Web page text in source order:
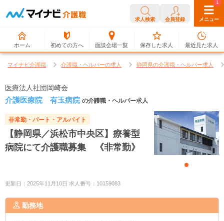
求人検索 会員登録 メニュー
ホーム 初めての方へ 面談会場一覧
0
保存した求人
1
最近見た求人
マイナビ介護職 介護職・ヘルパーの求人 静岡県の介護職・ヘルパー求人
医療法人社団岡崎会
介護医療院 有玉病院 の介護職・ヘルパー求人
非常勤・パート・アルバイト
【静岡県／浜松市中央区】療養型
病院にて介護職募集 《非常勤》
更新日：2025年11月10日 求人番号：10159083
勤務地